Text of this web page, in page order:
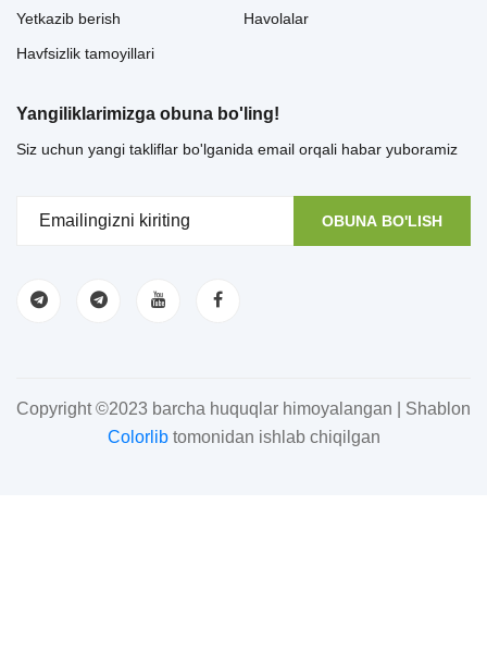
Yetkazib berish
Havfsizlik tamoyillari
Havolalar
Yangiliklarimizga obuna bo'ling!
Siz uchun yangi takliflar bo'lganida email orqali habar yuboramiz
OBUNA BO'LISH
Copyright ©2023 barcha huquqlar himoyalangan | Shablon
Colorlibtomonidan ishlab chiqilgan